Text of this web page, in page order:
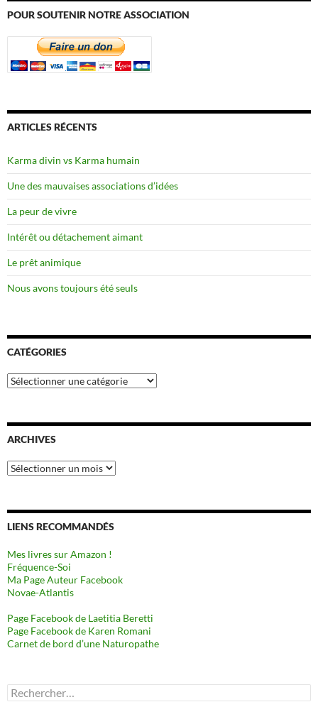
POUR SOUTENIR NOTRE ASSOCIATION
ARTICLES RÉCENTS
Karma divin vs Karma humain
Une des mauvaises associations d’idées
La peur de vivre
Intérêt ou détachement aimant
Le prêt animique
Nous avons toujours été seuls
CATÉGORIES
Catégories
ARCHIVES
Archives
LIENS RECOMMANDÉS
Mes livres sur Amazon !
Fréquence-Soi
Ma Page Auteur Facebook
Novae-Atlantis
Page Facebook de Laetitia Beretti
Page Facebook de Karen Romani
Carnet de bord d’une Naturopathe
Rechercher :